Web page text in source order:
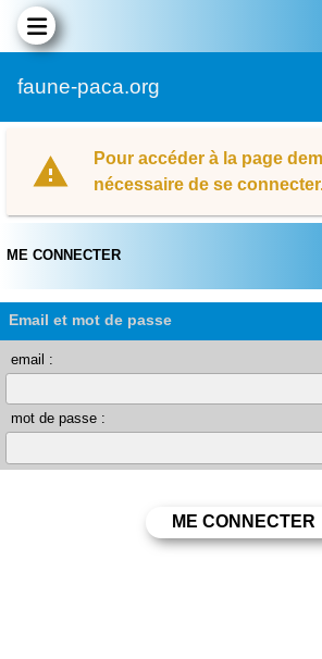
faune-paca.org
Pour accéder à la page
nécessaire de se
ME CONNECTER
Email et mot de passe
email :
mot de passe :